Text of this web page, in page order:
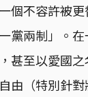
個不容許被
黨兩制」。
甚至以愛國
由（特別針